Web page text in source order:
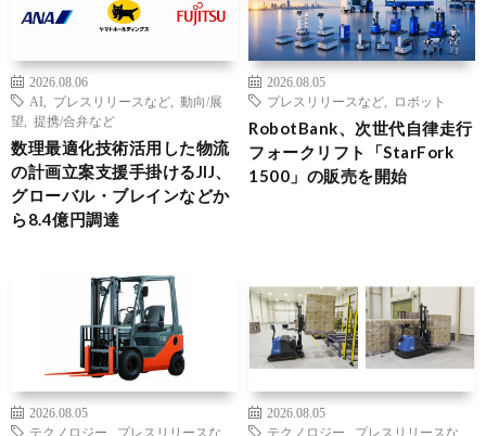
2026.08.06
AI
プレスリリースなど
動向/展
望
提携/合弁など
数理最適化技術活用した物流
の計画立案支援手掛けるJIJ、
グローバル・ブレインなどか
ら8.4億円調達
2026.08.05
プレスリリースなど
ロボット
RobotBank、次世代自律走行
フォークリフト「StarFork
1500」の販売を開始
2026.08.05
テクノロジー
プレスリリースな
2026.08.05
テクノロジー
プレスリリースな